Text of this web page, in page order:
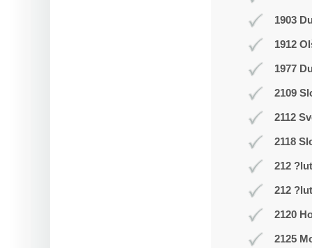
1903
1912
1977
2109
2112
2118
212 ?lut
212 ?lut
2120
2125